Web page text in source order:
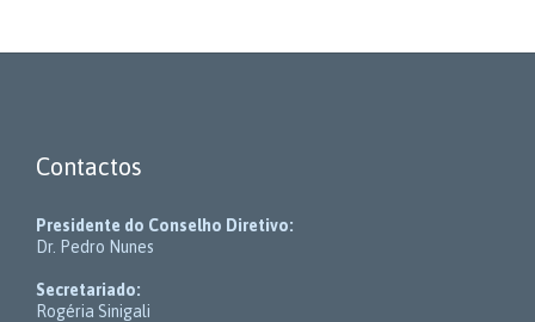
Contactos
Presidente do Conselho Diretivo:
Dr. Pedro Nunes
Secretariado:
Rogéria Sinigali